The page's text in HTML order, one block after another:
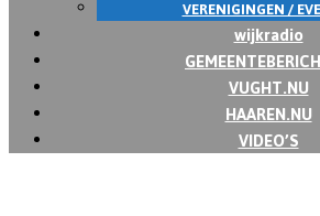
VERENIGINGEN /
wijkradio
VUGHT.NU
HAAREN.NU
VIDEO’S